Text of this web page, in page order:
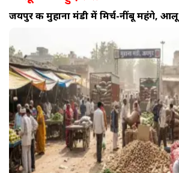
जयपुर की मुहाना मंडी में मिर्च-नींबू महंगे,